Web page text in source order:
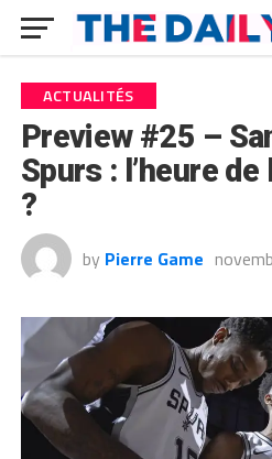
ACTUALITÉS
Preview #25 –
Spurs : l’heure
?
by Pierre Game